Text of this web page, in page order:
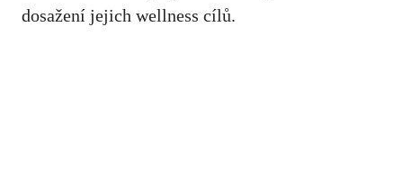
dosažení jejich wellness cílů.